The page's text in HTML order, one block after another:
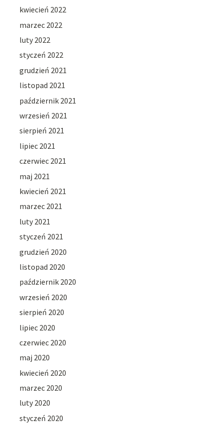
kwiecień 2022
marzec 2022
luty 2022
styczeń 2022
grudzień 2021
listopad 2021
październik 2021
wrzesień 2021
sierpień 2021
lipiec 2021
czerwiec 2021
maj 2021
kwiecień 2021
marzec 2021
luty 2021
styczeń 2021
grudzień 2020
listopad 2020
październik 2020
wrzesień 2020
sierpień 2020
lipiec 2020
czerwiec 2020
maj 2020
kwiecień 2020
marzec 2020
luty 2020
styczeń 2020